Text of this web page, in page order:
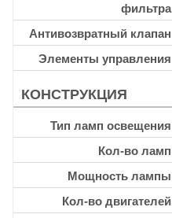
фильтра
Антивозвратный клапан
Элементы управления
КОНСТРУКЦИЯ
Тип ламп освещения
Кол-во ламп
Мощность лампы
Кол-во двигателей